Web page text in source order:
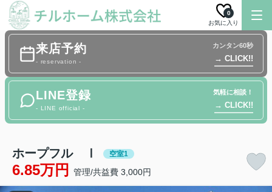
お気に入り
0
来店予約
- reservation -
カンタン60秒
→ CLICK!!
LINE登録
- LINE official -
気軽に相談！
→ CLICK!!
ホープフル Ⅰ 空室1
6.85万円 管理/共益費 3,000円